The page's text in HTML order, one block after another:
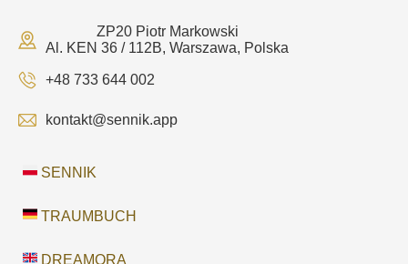
ZP20 Piotr Markowski
Al. KEN 36 / 112B, Warszawa, Polska
+48 733 644 002
kontakt@sennik.app
SENNIK
TRAUMBUCH
DREAMORA